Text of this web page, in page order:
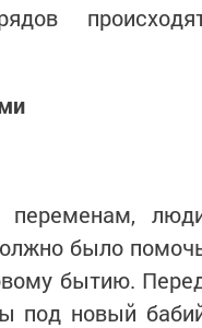
было
бытию.
под новый